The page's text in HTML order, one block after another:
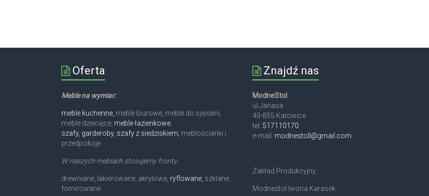
Oferta
Meble na wymiar:
meble kuchenne, meble biurowe, meble do sypialni,
meble dziecięce, meble łazienkowe
szafy, garderoby, szafy z siedziskiem, meblościanki i
przedpokoje
W naszych meblach stosujemy fronty:
drewniane, lakierowane, akrylowe, ryflowane, szklane,
fornirowane
Znajdź nas
ModneStol
ul.Janasa
40-855 Katowice
tel. 517110170
e-mail: modnestoll@gmail.com
Zakład Produkcyjny:
Modnestol Iwona Karasek